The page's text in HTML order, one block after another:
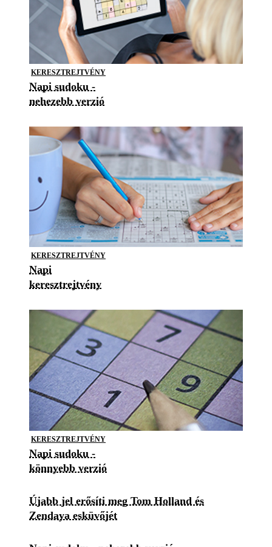
KERESZTREJTVÉNY
Napi sudoku -
nehezebb verzió
KERESZTREJTVÉNY
Napi
keresztrejtvény
KERESZTREJTVÉNY
Napi sudoku -
könnyebb verzió
Újabb jel erősíti meg Tom Holland és
Zendaya esküvőjét